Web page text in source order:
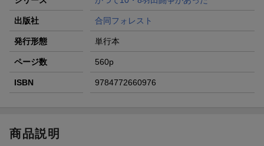
出版社 合同フォレスト
発行形態 単行本
ページ数 560p
ISBN 9784772660976
商品説明